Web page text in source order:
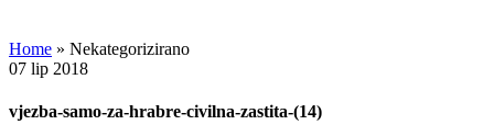
Home » Nekategorizirano
07 lip 2018
vjezba-samo-za-hrabre-civilna-zastita-(14)